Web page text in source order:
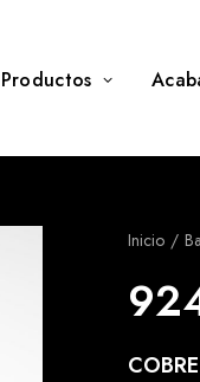
Productos
Inicio